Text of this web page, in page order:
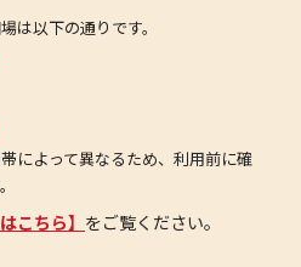
は以下の通りです。
によって異なるため、利用前に確
こちら】 をご覧ください。